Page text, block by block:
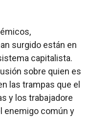
surgido están en
capitalista.
sobre quien es
las trampas que el
y los trabajadore
enemigo común y